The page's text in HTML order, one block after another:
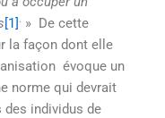
[1] . » De cette
la façon dont elle
évoque un
norme qui devrait
des individus de